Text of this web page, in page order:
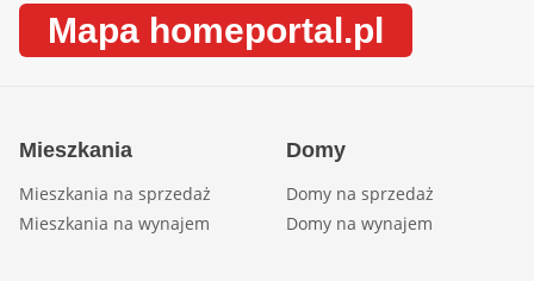
Mapa homeportal.pl
Mieszkania
Mieszkania na sprzedaż
Mieszkania na wynajem
Domy
Domy na sprzedaż
Domy na wynajem